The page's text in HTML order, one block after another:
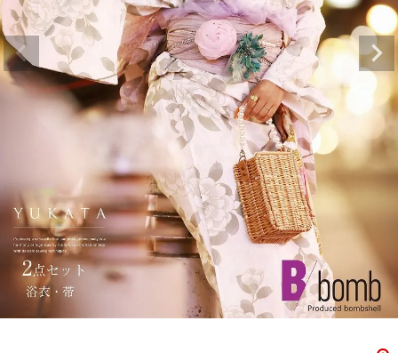
＝ボムシェル】はダンス衣装専門ブランド。
衣装ならお任せ！オリジナル衣装やダンス衣装のトータル
ィネートのご提案。 ボムシェルならではの最新で斬新な
えをお届け。 撮影で使用してる小物や靴などダンサー必
ーデはイメージしやすく、全てボムシェルでご購入可能。
とは差別化出来るしっかりした衣装のご提案はダンサー
ージ映えを全力で応援してます。
CONTENTS
【B/bomb
「これど
好き女子
レッスン
シルエッ
ンなど、幅
ゃれ女子